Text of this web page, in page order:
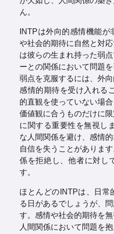
ん。
INTPは外向的感情機能
や社会的期待に自然と対
は彼らの生まれ持った弱
ーとの関係において問題
弱点を克服するには、外
感情的期待を受け入れる
的直観を使っていない場
価値観に合うものだけに
に関する重要性を無視し
な人間関係を避け、感情
自信を失うことがありま
係を拒絶し、他者に対し
す。
ほとんどのINTPは、日常
る日があるでしょうが、
す。感情や社会的期待を
人間関係において問題を